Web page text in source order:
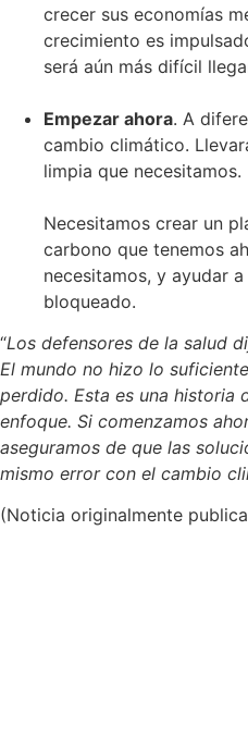
crecer sus economías
crecimiento es
será aún más difícil
Empezar ahora. A
cambio climático.
limpia que necesitamos.
Necesitamos crear un
carbono que tenemos
necesitamos, y ayudar
bloqueado.
“Los defensores de la salud
El mundo no hizo lo
perdido. Esta es una historia
enfoque. Si comenzamos
aseguramos de que las
mismo error con el cambio
(Noticia originalmente